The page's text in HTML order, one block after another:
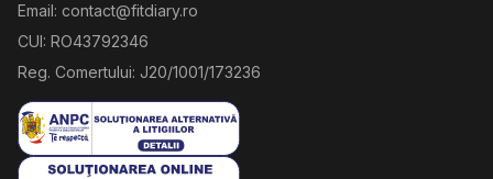
Email: contact@fitdiary.ro
CUI: RO43792346
Reg. Comertului: J20/1001/173236